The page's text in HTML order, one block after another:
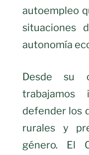
autoempleo
situaciones
autonomía
Desde su
trabajamos
defender los
rurales y
género. El